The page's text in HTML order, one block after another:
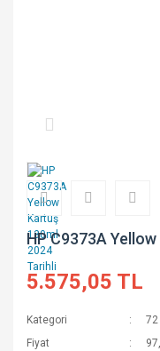
HP C9373A
5.575,05 TL
Kategori
72
Fiyat